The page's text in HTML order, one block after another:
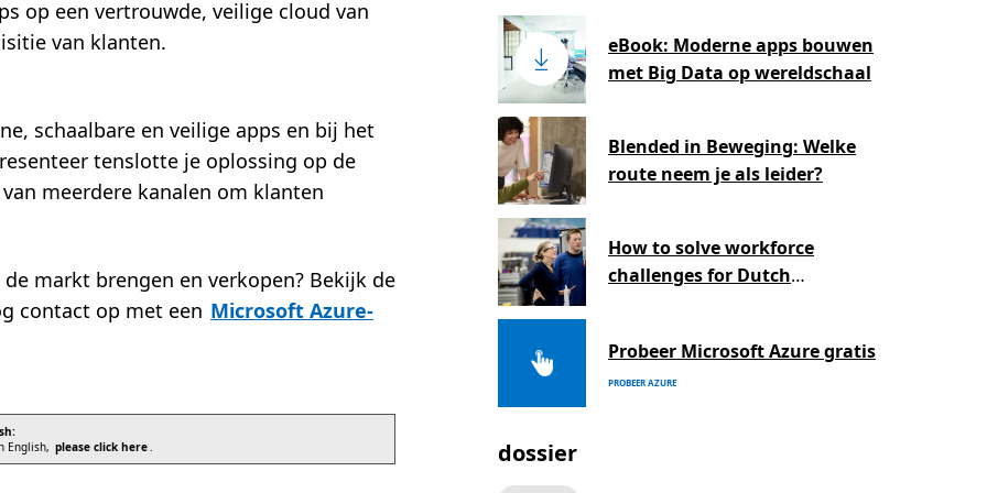
op een vertrouwde, veilige cloud van
van klanten.
schaalbare en veilige apps en bij het
tenslotte je oplossing op de
meerdere kanalen om klanten
markt brengen en verkopen? Bekijk de
contact op met een Microsoft Azure-
English, please click here.
eBook: Moderne apps bouwen
met Big Data op wereldschaal
Blended in Beweging: Welke
route neem je als leider?
How to solve workforce
challenges for Dutch
Probeer Microsoft Azure gratis
PROBEER AZURE
dossier